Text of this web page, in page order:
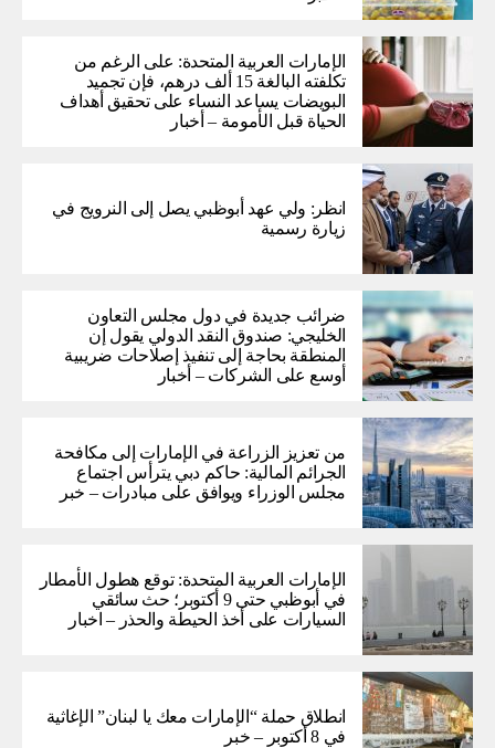
الإمارات العربية المتحدة: على الرغم من
تكلفته البالغة 15 ألف درهم، فإن تجميد
البويضات يساعد النساء على تحقيق أهداف
الحياة قبل الأمومة – أخبار
انظر: ولي عهد أبوظبي يصل إلى النرويج في
زيارة رسمية
ضرائب جديدة في دول مجلس التعاون
الخليجي: صندوق النقد الدولي يقول إن
المنطقة بحاجة إلى تنفيذ إصلاحات ضريبية
أوسع على الشركات – أخبار
من تعزيز الزراعة في الإمارات إلى مكافحة
الجرائم المالية: حاكم دبي يترأس اجتماع
مجلس الوزراء ويوافق على مبادرات – خبر
الإمارات العربية المتحدة: توقع هطول الأمطار
في أبوظبي حتى 9 أكتوبر؛ حث سائقي
السيارات على أخذ الحيطة والحذر – اخبار
انطلاق حملة “الإمارات معك يا لبنان” الإغاثية
في 8 أكتوبر – خبر